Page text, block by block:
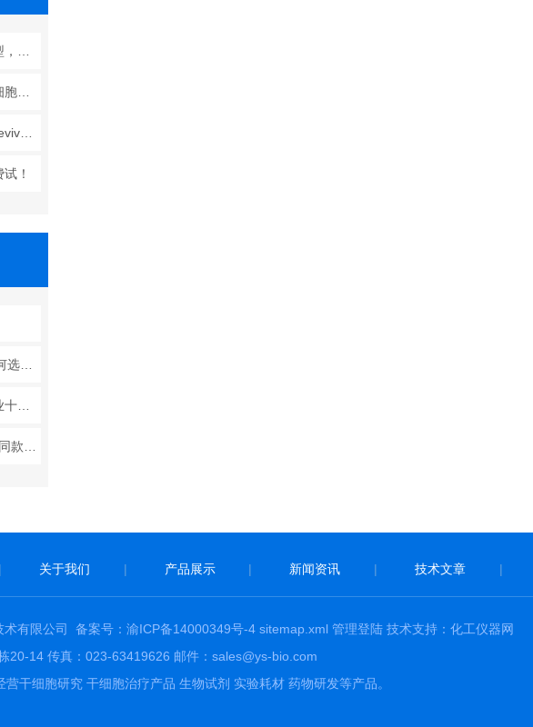
低温保存与复苏后羊水干细胞培养基的选择要点：维持细胞活性的关键因素
华雅干细胞自主研发CellRevive Supplement细胞急救万能添加剂正式开售
！
Matrigel基质胶的特性_如何选择基质胶_基质胶是什么
华雅干细胞：深耕生物行业十余载，细胞培养技术新突破
| 关于我们 | 产品展示 | 新闻资讯 | 技术文章 |
术有限公司 备案号：渝ICP备14000349号-4 sitemap.xml 管理登陆 技术支持： 化工仪器网
20-14 传真：023-63419626 邮件：sales@ys-bio.com
干细胞研究 干细胞治疗产品 生物试剂 实验耗材 药物研发等产品。